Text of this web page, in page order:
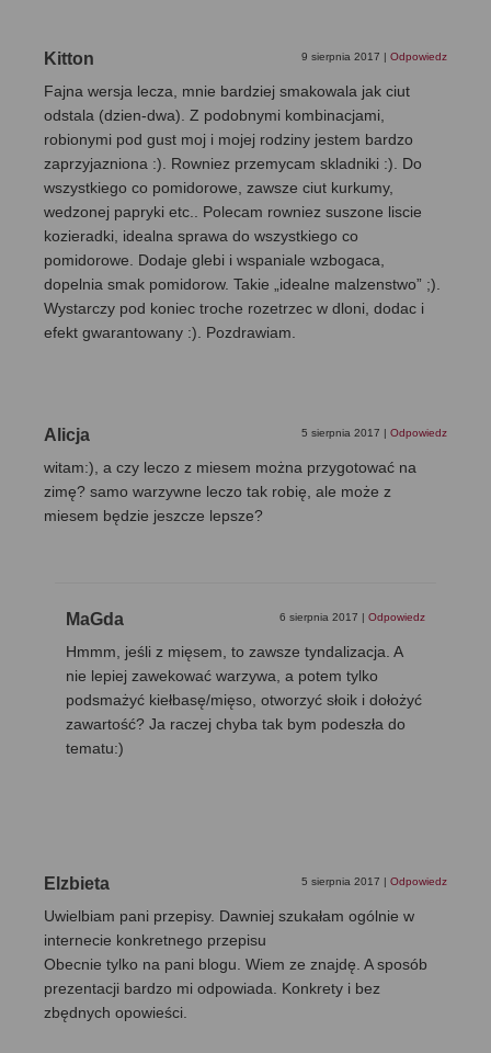
Kitton 9 sierpnia 2017 | Odpowiedz
Fajna wersja lecza, mnie bardziej smakowala jak ciut
odstala (dzien-dwa). Z podobnymi kombinacjami,
robionymi pod gust moj i mojej rodziny jestem bardzo
zaprzyjazniona :). Rowniez przemycam skladniki :). Do
wszystkiego co pomidorowe, zawsze ciut kurkumy,
wedzonej papryki etc.. Polecam rowniez suszone liscie
kozieradki, idealna sprawa do wszystkiego co
pomidorowe. Dodaje glebi i wspaniale wzbogaca,
dopelnia smak pomidorow. Takie „idealne malzenstwo” ;).
Wystarczy pod koniec troche rozetrzec w dloni, dodac i
efekt gwarantowany :). Pozdrawiam.
Alicja 5 sierpnia 2017 | Odpowiedz
witam:), a czy leczo z miesem można przygotować na
zimę? samo warzywne leczo tak robię, ale może z
miesem będzie jeszcze lepsze?
MaGda 6 sierpnia 2017 | Odpowiedz
Hmmm, jeśli z mięsem, to zawsze tyndalizacja. A
nie lepiej zawekować warzywa, a potem tylko
podsmażyć kiełbasę/mięso, otworzyć słoik i dołożyć
zawartość? Ja raczej chyba tak bym podeszła do
tematu:)
Elzbieta 5 sierpnia 2017 | Odpowiedz
Uwielbiam pani przepisy. Dawniej szukałam ogólnie w
internecie konkretnego przepisu
Obecnie tylko na pani blogu. Wiem ze znajdę. A sposób
prezentacji bardzo mi odpowiada. Konkrety i bez
zbędnych opowieści.